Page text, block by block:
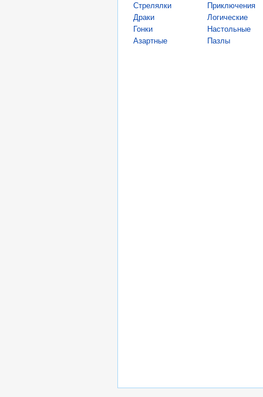
Стрелялки
Драки
Гонки
Азартные
Приключения
Логические
Настольные
Пазлы